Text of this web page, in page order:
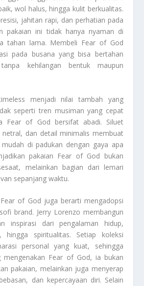
wol halus, hingga kulit berkualitas.
jahitan rapi, dan perhatian pada
pakaian ini tidak hanya nyaman di
tahan lama. Membeli Fear of God
pada busana yang bisa bertahan
tanpa kehilangan bentuk maupun
menjadi nilai tambah yang
seperti tren musiman yang cepat
Fear of God bersifat abadi. Siluet
netral, dan detail minimalis membuat
di padukan dengan gaya apa
pakaian Fear of God bukan
melainkan bagian dari lemari
sepanjang waktu.
of God juga berarti mengadopsi
brand. Jerry Lorenzo membangun
inspirasi dari pengalaman hidup,
hingga spiritualitas. Setiap koleksi
personal yang kuat, sehingga
mengenakan Fear of God, ia bukan
pakaian, melainkan juga menyerap
dan kepercayaan diri. Selain